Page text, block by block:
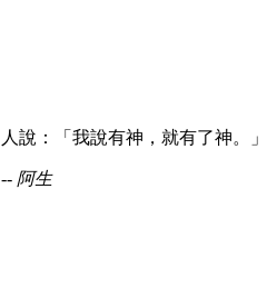
人說：「我說有神，就有了神。」
-- 阿生